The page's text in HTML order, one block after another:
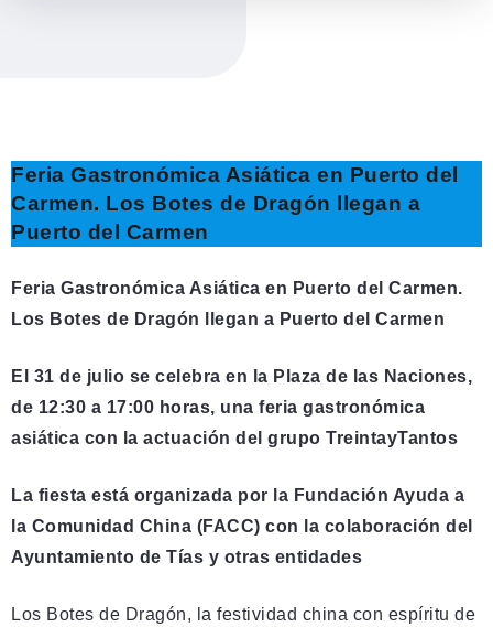
Feria Gastronómica Asiática en Puerto del
Carmen. Los Botes de Dragón llegan a
Puerto del Carmen
Feria Gastronómica Asiática en Puerto del Carmen.
Los Botes de Dragón llegan a Puerto del Carmen
El 31 de julio se celebra en la Plaza de las Naciones,
de 12:30 a 17:00 horas, una feria gastronómica
asiática con la actuación del grupo TreintayTantos
La fiesta está organizada por la Fundación Ayuda a
la Comunidad China (FACC) con la colaboración del
Ayuntamiento de Tías y otras entidades
Los Botes de Dragón, la festividad china con espíritu de